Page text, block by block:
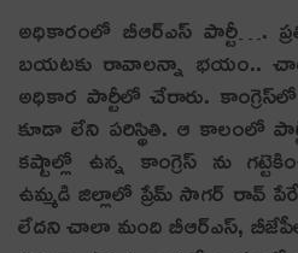
అధికారంలో బీఆర్ఎస్ పార్టీ….
బ‌య‌ట‌కు రావాలన్నా భ‌యం..
అధికార పార్టీలో చేరారు.
కూడా లేని ప‌రిస్థితి. ఆ కాలంలో
కష్టాల్లో ఉన్న కాంగ్రెస్ ను
ఉమ్మడి జిల్లాలో ప్రేమ్ సాగర్ రావ్
లేదని చాలా మంది బీఆర్ఎస్,